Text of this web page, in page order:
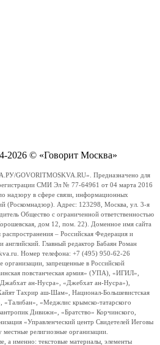
2026 © «Говорит Москва»
GOVORITMOSKVA.RU». Предназначено для
регистрации СМИ Эл № 77-64961 от 04 марта 2016
надзору в сфере связи, информационных
(Роскомнадзор). Адрес: 123298, Москва, ул. 3-я
Общество с ограниченной ответственностью
дом 12, пом. 22). Доменное имя сайта
– Российская Федерация и
английский. Главный редактор Бабаян Роман
Номер телефона: +7 (495) 950-62-26
организации, запрещенные в Российской
повстанческая армия» (УПА), «ИГИЛ»,
ан-Нусра», «Джебхат ан-Нусра»),
Тахрир аш-Шам», Национал-Большевистская
«Меджлис крымско-татарского
Дивижн», «Братство» Корчинского,
«Управленческий центр Свидетелей Иеговы
религиозные организации.
а именно: текстовые материалы, элементы